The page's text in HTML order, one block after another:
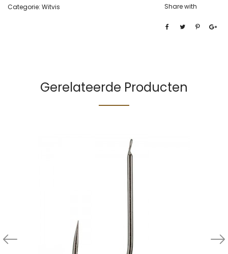
Categorie: Witvis Share with
Gerelateerde Producten